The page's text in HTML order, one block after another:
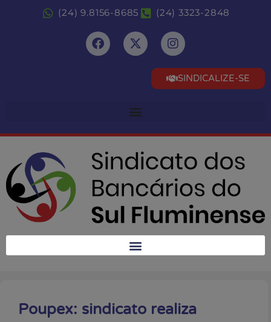
(24) 9.8156-8685 (24) 3323-2848
SINDICALIZE-SE
Poupex: sindicato realiza